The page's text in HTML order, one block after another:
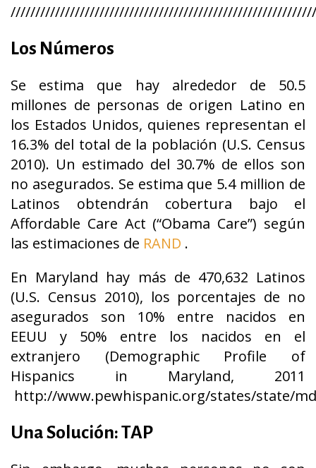
Los Números
Se estima que hay alrededor de 50.5
millones de personas de origen Latino en
los Estados Unidos, quienes representan el
16.3% del total de la población (U.S. Census
2010). Un estimado del 30.7% de ellos son
no asegurados. Se estima que 5.4 million de
Latinos obtendrán cobertura bajo el
Affordable Care Act (“Obama Care”) según
las estimaciones de RAND .
En Maryland hay más de 470,632 Latinos
(U.S. Census 2010), los porcentajes de no
asegurados son 10% entre nacidos en
EEUU y 50% entre los nacidos en el
extranjero (Demographic Profile of
Hispanics in Maryland, 2011
http://www.pewhispanic.org/states/state/
Una Solución: TAP